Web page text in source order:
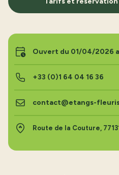
Ouvert du 01/04/2026
+33 (0)1 64 04 16 36
contact@etangs-
Route de la Couture,